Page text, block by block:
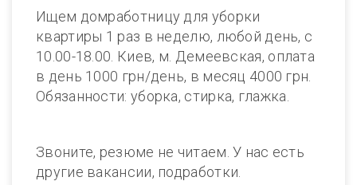
Ищем домработницу для уборки
квартиры 1 раз в неделю, любой день, с
10.00-18.00. Киев, м. Демеевская, оплата
в день 1000 грн/день, в месяц 4000 грн.
Обязанности: уборка, стирка, глажка.
Звоните, резюме не читаем. У нас есть
другие вакансии, подработки.